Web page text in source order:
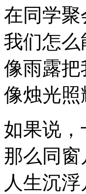
在同学聚
我们怎么
像雨露把
像烛光照
如果说
那么同
人生沉